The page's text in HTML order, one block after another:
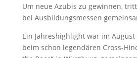
Um neue Azubis zu gewinnen,
bei Ausbildungsmessen
Ein Jahreshighlight war im
beim schon legendären Cross-